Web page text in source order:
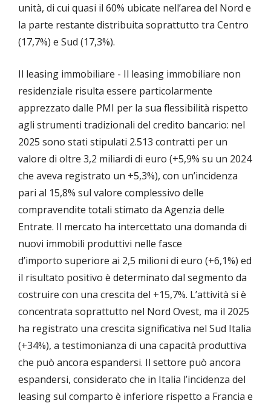
unità, di cui quasi il 60% ubicate nell’area del Nord e
la parte restante distribuita soprattutto tra Centro
(17,7%) e Sud (17,3%).
Il leasing immobiliare - Il leasing immobiliare non
residenziale risulta essere particolarmente
apprezzato dalle PMI per la sua flessibilità rispetto
agli strumenti tradizionali del credito bancario: nel
2025 sono stati stipulati 2.513 contratti per un
valore di oltre 3,2 miliardi di euro (+5,9% su un 2024
che aveva registrato un +5,3%), con un’incidenza
pari al 15,8% sul valore complessivo delle
compravendite totali stimato da Agenzia delle
Entrate. Il mercato ha intercettato una domanda di
nuovi immobili produttivi nelle fasce
d’importo superiore ai 2,5 milioni di euro (+6,1%) ed
il risultato positivo è determinato dal segmento da
costruire con una crescita del +15,7%. L’attività si è
concentrata soprattutto nel Nord Ovest, ma il 2025
ha registrato una crescita significativa nel Sud Italia
(+34%), a testimonianza di una capacità produttiva
che può ancora espandersi. Il settore può ancora
espandersi, considerato che in Italia l’incidenza del
leasing sul comparto è inferiore rispetto a Francia e